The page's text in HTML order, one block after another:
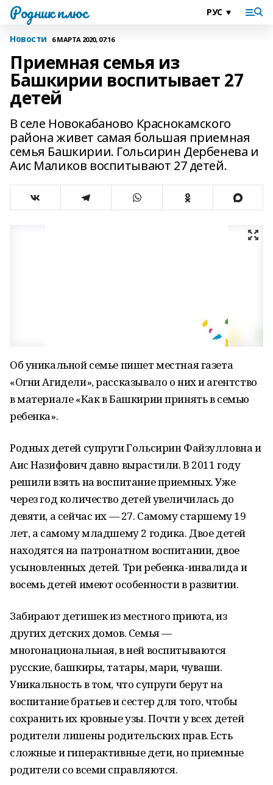
Родник плюс
Новости 6 МАРТА 2020, 07:16
Приемная семья из
Башкирии воспитывает 27
детей
В селе Новокабаново Краснокамского
района живет самая большая приемная
семья Башкирии. Гольсирин Дербенева и
Аис Маликов воспитывают 27 детей.
Об уникальной семье пишет местная газета
«Огни Агидели», рассказывало о них и агентство
в материале «Как в Башкирии принять в семью
ребенка».
Родных детей супруги Гольсирин Файзулловна и
Аис Назифович давно вырастили. В 2011 году
решили взять на воспитание приемных. Уже
через год количество детей увеличилась до
девяти, а сейчас их — 27. Самому старшему 19
лет, а самому младшему 2 годика. Двое детей
находятся на патронатном воспитании, двое
усыновленных детей. Три ребенка-инвалида и
восемь детей имеют особенности в развитии.
Забирают детишек из местного приюта, из
других детских домов. Семья —
многонациональная, в ней воспитываются
русские, башкиры, татары, мари, чуваши.
Уникальность в том, что супруги берут на
воспитание братьев и сестер для того, чтобы
сохранить их кровные узы. Почти у всех детей
родители лишены родительских прав. Есть
сложные и гиперактивные дети, но приемные
родители со всеми справляются.